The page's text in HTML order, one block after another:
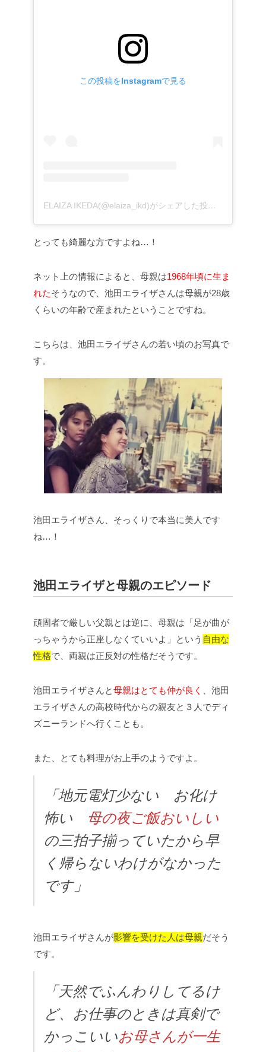
この投稿をInstagramで見る
ELAIZA IKEDA(@elaiza_ikd)がシェアした投稿
とっても綺麗な方ですよね…！
ネット上の情報によると、母親は1968年頃に生ま
れたそうなので、池田エライザさんは母親が28歳
くらいの年齢で産まれたということですね。
こちらは、池田エライザさんの若い頃のお写真で
す。
池田エライザさん、そっくりで本当に美人です
ね…！
池田エライザと母親のエピソード
頑固者で厳しい父親とは逆に、母親は「足が曲が
っちゃうから正座しなくていいよ」という 自由な
性格で、両親は正反対の性格だそうです。
池田エライザさんと母親はとても仲が良く
、池田
エライザさんの高校時代からの親友と３人でディ
ズニーランドへ行くことも。
また、とても料理がお上手のようですよ。
「地元電灯少ない お化け
怖い
母の夜ご飯おいしい
の三拍子揃っていたから早
く帰らないわけがなかった
です」
池田エライザさんが影響を受けた人は母親だそう
です。
「天然でふんわりしてるけ
ど、お仕事のときは真剣で
かっこいいお母さんが一生